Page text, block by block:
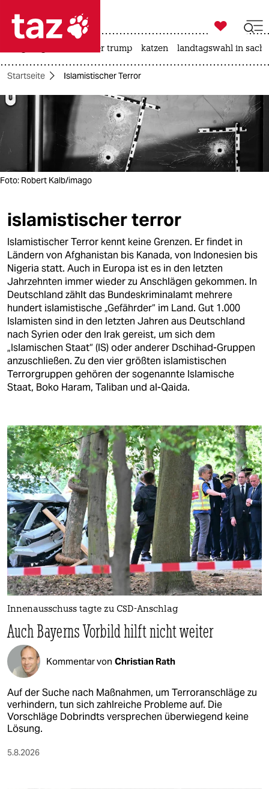
 taz zahl ich
taz zahl ich
themen
politik
öko
kultur
sport
berlin
nord
wahrheit
verlag
verlag
fragen & hilfe
unterstützen
abo
genossenschaft
epaper login

taz zahl ich
usa unter trump katzen landtagswahl in
Startseite Islamistischer Terror
Foto: Robert Kalb/imago
islamistischer terror
Islamistischer Terror kennt keine Grenzen. Er findet in
Ländern von Afghanistan bis Kanada, von Indonesien bis
Nigeria statt. Auch in Europa ist es in den letzten
Jahrzehnten immer wieder zu Anschlägen gekommen. In
Deutschland zählt das Bundeskriminalamt mehrere
hundert islamistische „Gefährder“ im Land. Gut 1.000
Islamisten sind in den letzten Jahren aus Deutschland
nach Syrien oder den Irak gereist, um sich dem
„Islamischen Staat“ (IS) oder anderer Dschihad-Gruppen
anzuschließen. Zu den vier größten islamistischen
Terrorgruppen gehören der sogenannte Islamische
Staat, Boko Haram, Taliban und al-Qaida.
Innenausschuss tagte zu CSD-Anschlag
Auch Bayerns Vorbild hilft nicht weiter
Kommentar von Christian Rath
Auf der Suche nach Maßnahmen, um Terroranschläge zu
verhindern, tun sich zahlreiche Probleme auf. Die
Vorschläge Dobrindts versprechen überwiegend keine
Lösung.
5.8.2026